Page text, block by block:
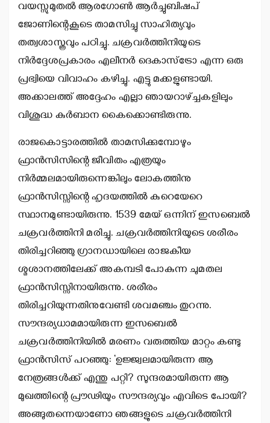
വയസ്സുമുതല്‍ ആരഗോണ്‍ ആര്‍ച്ചുബിഷപ്
ജോണിന്റെകൂടെ താമസിച്ചു സാഹിത്യവും
തത്വശാസ്ത്രവും പഠിച്ചു. ചക്രവര്‍ത്തിനിയുടെ
നിര്‍ദ്ദേശപ്രകാരം എലീനര്‍ ദെകാസ്‌ട്രോ എന്ന ഒരു
പ്രഭ്വിയെ വിവാഹം കഴിച്ചു. എട്ടു മക്കളുണ്ടായി.
അക്കാലത്ത് അദ്ദേഹം എല്ലാ ഞായറാഴ്ച്ചകളിലും
വിശുദ്ധ കുര്‍ബാന കൈക്കൊണ്ടിരുന്നു.
രാജകൊട്ടാരത്തില്‍ താമസിക്കുമ്പോഴും
ഫ്രാന്‍സിസിന്റെ ജീവിതം എത്രയും
നിര്‍മ്മലമായിരുന്നെങ്കിലും ലോകത്തിനു
ഫ്രാന്‍സിസ്സിന്റെ ഹൃദയത്തില്‍ കുറെയേറെ
സ്ഥാനമുണ്ടായിരുന്നു. 1539 മേയ് ഒന്നിന് ഇസബെല്‍
ചക്രവര്‍ത്തിനി മരിച്ചു. ചക്രവര്‍ത്തിനിയുടെ ശരീരം
തിരിച്ചറിഞ്ഞു ഗ്രാനഡായിലെ രാജകീയ
ശ്മശാനത്തിലേക്ക് അകമ്പടി പോകുന്ന ചുമതല
ഫ്രാന്‍സിസ്സിനായിരുന്നു. ശരീരം
തിരിച്ചറിയുന്നതിനുവേണ്ടി ശവമഞ്ചം തുറന്നു.
സൗന്ദര്യധാമമായിരുന്ന ഇസബെല്‍
ചക്രവര്‍ത്തിനിയില്‍ മരണം വരുത്തിയ മാറ്റം കണ്ടു
ഫ്രാന്‍സിസ് പറഞ്ഞു: ‘ഉജ്ജ്വലമായിരുന്ന ആ
നേത്രങ്ങള്‍ക്ക് എന്തു പറ്റി? സുന്ദരമായിരുന്ന ആ
മുഖത്തിന്റെ പ്രൗഢിയും സൗന്ദര്യവും എവിടെ പോയി?
അങ്ങുതന്നെയാണോ ഞങ്ങളുടെ ചക്രവര്‍ത്തിനി